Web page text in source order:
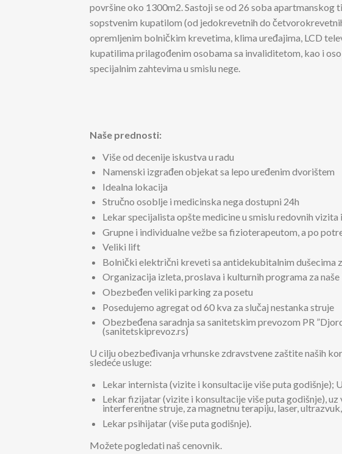
površine oko 1300m2. Sastoji se od 26 soba apartmanskog
sopstvenim kupatilom (od jedokrevetnih do
opremljenim bolničkim krevetima, klima uređajima, LCD
kupatilima prilagođenim osobama sa invaliditetom, kao i
specijalnim zahtevima u smislu nege.
Naše prednosti:
Više od decenije iskustva u radu
Namenski izgrađen objekat sa lepo uređenim dvorištem
Idealna lokacija
Stručno osoblje i medicinska nega dostupni 24h
Lekar specijalista opšte medicine u smislu redovnih
Grupne i individualne vežbe sa fizioterapeutom, a po
Veliki lift
Bolnički električni kreveti sa antidekubitalnim dušecima
Organizacija izleta, proslava i kulturnih programa za
Obezbeđen veliki parking za posetu
Posedujemo agregat od 60 kva za slučaj nestanka struje
Obezbeđena saradnja sa sanitetskim prevozom PR
(sanitetskiprevoz.rs)
U cilju obezbeđivanja vrhunske zdravstvene zaštite naših
sledeće usluge:
Lekar internista (vizite i konsultacije više puta godišnje);
Lekar fizijatar (vizite i konsultacije više puta godišnje),
interferentne struje, za magnetnu terapiju, laser,
Lekar psihijatar (više puta godišnje).
Možete pogledati naš cenovnik.